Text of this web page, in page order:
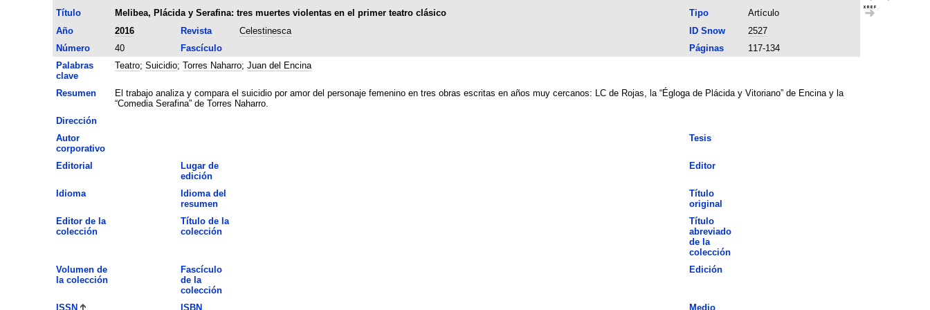
Título
Melibea, Plácida y Serafina: tres muertes violentas en el primer teatro clásico Tipo
Artículo
Año
2016 Revista Celestinesca ID Snow
2527
Número
40 Fascículo Páginas
117-134
Palabras
clave
Teatro; Suicidio; Torres Naharro; Juan del Encina
Resumen
El trabajo analiza y compara el suicidio por amor del personaje femenino en tres obras escritas en años muy cercanos: LC de Rojas, la “Égloga de Plácida y Vitoriano” de Encina y la
“Comedia Serafina” de Torres Naharro.
Dirección
Autor
corporativo
Tesis
Editorial
Lugar de
edición
Editor
Idioma
Idioma del
resumen
Título
original
Editor de la
colección
Título de la
colección
Título
abreviado
de la
colección
Volumen de
la colección
Fascículo
de la
colección
Edición
ISSN ISBN Medio